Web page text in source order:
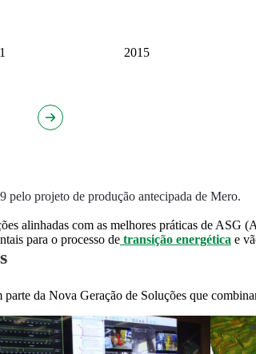
2015
projeto de produção antecipada de Mero.
alinhadas com as melhores práticas de ASG
para o processo de transição energética e
da Nova Geração de Soluções que